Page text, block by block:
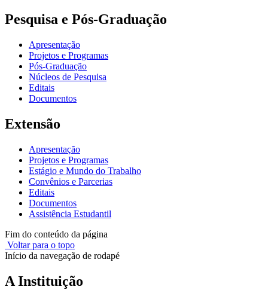
Pesquisa e Pós-Graduação
Apresentação
Projetos e Programas
Pós-Graduação
Núcleos de Pesquisa
Editais
Documentos
Extensão
Apresentação
Projetos e Programas
Estágio e Mundo do Trabalho
Convênios e Parcerias
Editais
Documentos
Assistência Estudantil
Fim do conteúdo da página
Voltar para o topo
Início da navegação de rodapé
A Instituição